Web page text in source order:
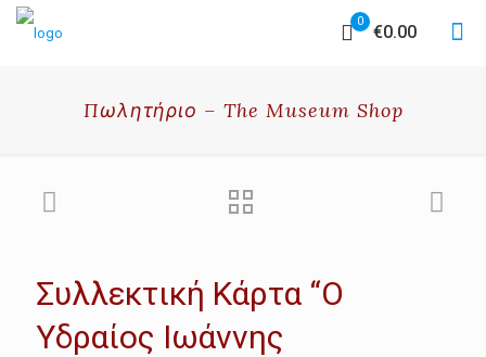
0
€0.00
Πωλητήριο – The Museum Shop
Συλλεκτική Κάρτα “O
Υδραίος Ιωάννης